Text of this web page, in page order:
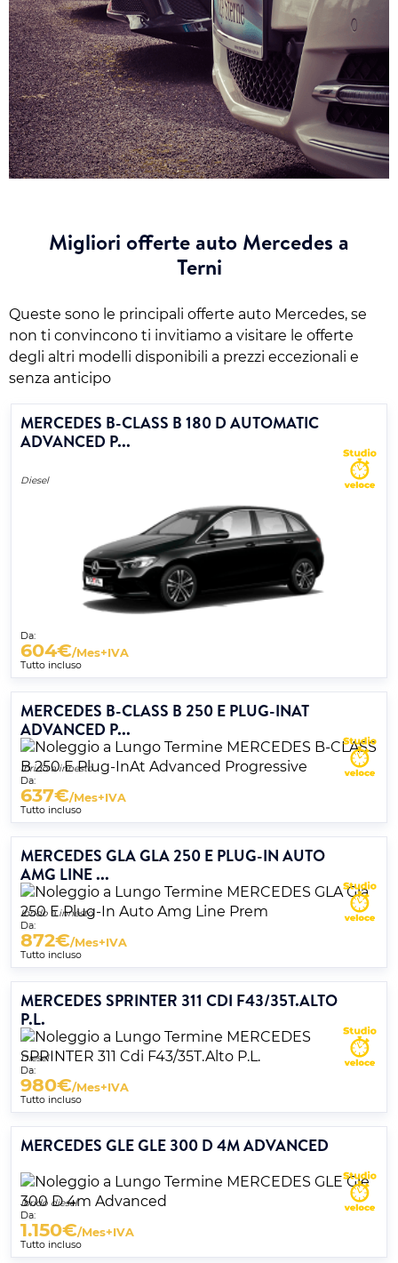
Migliori offerte auto Mercedes a
Terni
Queste sono le principali offerte auto Mercedes, se
non ti convincono ti invitiamo a visitare le offerte
degli altri modelli disponibili a prezzi eccezionali e
senza anticipo
MERCEDES B-CLASS B 180 D AUTOMATIC
ADVANCED P...
Diesel
Da:
604€/Mes+IVA
Tutto incluso
MERCEDES B-CLASS B 250 E PLUG-INAT
ADVANCED P...
Ibrido a innesto
Da:
637€/Mes+IVA
Tutto incluso
MERCEDES GLA GLA 250 E PLUG-IN AUTO
AMG LINE ...
Ibrido a innesto
Da:
872€/Mes+IVA
Tutto incluso
MERCEDES SPRINTER 311 CDI F43/35T.ALTO
P.L.
Diesel
Da:
980€/Mes+IVA
Tutto incluso
MERCEDES GLE GLE 300 D 4M ADVANCED
Ibrido diesel
Da:
1.150€/Mes+IVA
Tutto incluso